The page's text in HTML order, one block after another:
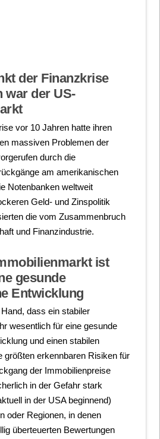
der Finanzkrise
war der US-
vor 10 Jahren hatte ihren
massiven Problemen der
durch die
am amerikanischen
Notenbanken weltweit
Geld- und Zinspolitik
die vom Zusammenbruch
und Finanzindustrie.
ist
gesunde
Entwicklung
dass ein stabiler
wesentlich für eine gesunde
und einen stabilen
größten erkennbaren Risiken für
der Immobilienpreise
in der Gefahr stark
in der USA beginnend)
oder Regionen, in denen
überteuerten Bewertungen